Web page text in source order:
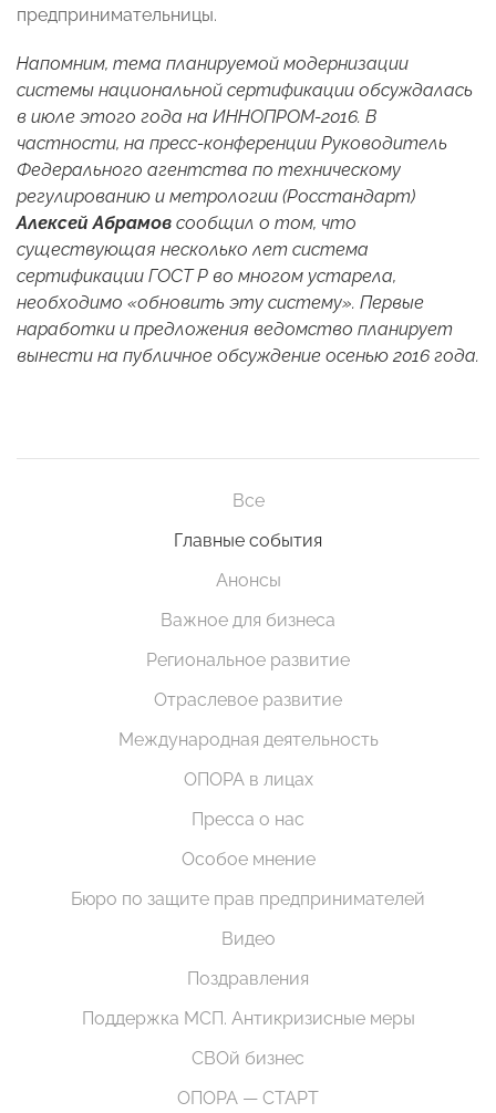
предпринимательницы.
Напомним, тема планируемой модернизации
системы национальной сертификации обсуждалась
в июле этого года на ИННОПРОМ-2016. В
частности, на пресс-конференции Руководитель
Федерального агентства по техническому
регулированию и метрологии (Росстандарт)
Алексей Абрамов сообщил о том, что
существующая несколько лет система
сертификации ГОСТ Р во многом устарела,
необходимо «обновить эту систему». Первые
наработки и предложения ведомство планирует
вынести на публичное обсуждение осенью 2016 года.
Все
Главные события
Анонсы
Важное для бизнеса
Региональное развитие
Отраслевое развитие
Международная деятельность
ОПОРА в лицах
Пресса о нас
Особое мнение
Бюро по защите прав предпринимателей
Видео
Поздравления
Поддержка МСП. Антикризисные меры
СВОй бизнес
ОПОРА — СТАРТ